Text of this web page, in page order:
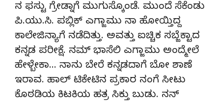
ನ ಫಸ್ಟು ಗ್ರೇಡ್ನಾಗೆ ಮುಗುಸ್ಕೊಂಡೆ. ಮುಂದೆ ಸೆಕೆಂಡು
ಪಿ.ಯು.ಸಿ. ಪಬ್ಲಿಕ್ ಎಗ್ಜಾಮು ನಾ ಹೋಯ್ತಿದ್ದ
ಕಾಲೇಜಿನ್ಯಾಗೆ ನಡೆದಿತ್ತು. ಅವತ್ತು ಐಚ್ಚಿಕ ಸಬ್ಜೆಕ್ಟಾದ
ಕನ್ನಡ ಪರೀಕ್ಷೆ. ನಮ್ ಭಾಸೆಲಿ ಎಗ್ಜಾಮು ಅಂದ್ಮೇಲೆ
ಹೇಳ್ಬೇಕಾ… ನಾನು ಬೇರೆ ಕನ್ನಡದಾಗೆ ಬೋ ಶಾಣೆ
ಇರಾವ. ಹಾಲ್ ಟಿಕೇಟಿನ ಪ್ರಕಾರ ನಂಗೆ ಸೀಟು
ಕೊಠಡಿಯ ಕಿಟಕಿಯ ಹತ್ರ ಸಿಕ್ತು ಬುಡು. ನನ್